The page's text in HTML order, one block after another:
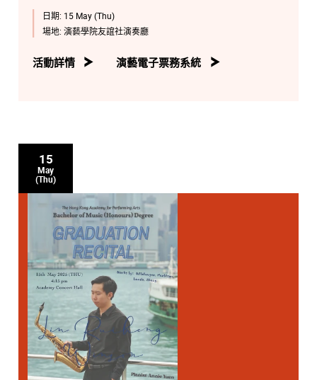
日期: 15 May (Thu)
場地: 演藝學院友誼社演奏廳
活動詳情 演藝電子票務系統
15
May
(Thu)